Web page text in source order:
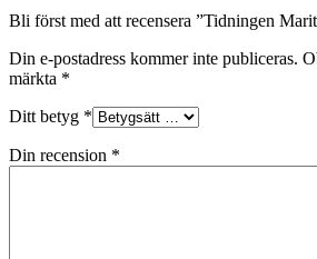
Bli först med att recensera ”Tidningen
Din e-postadress kommer inte publiceras.
märkta *
Ditt betyg *
Din recension *